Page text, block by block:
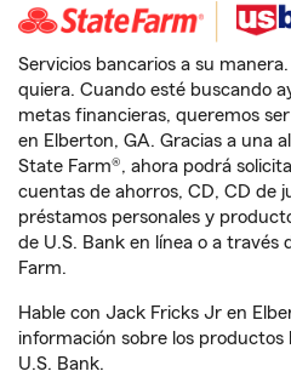
Servicios bancarios a su
quiera. Cuando esté buscando
metas financieras, queremos
en Elberton, GA. Gracias a una
State Farm®, ahora podrá
cuentas de ahorros, CD, CD de
préstamos personales y
de U.S. Bank en línea o a través
Farm.
Hable con Jack Fricks Jr en
información sobre los productos
U.S. Bank.